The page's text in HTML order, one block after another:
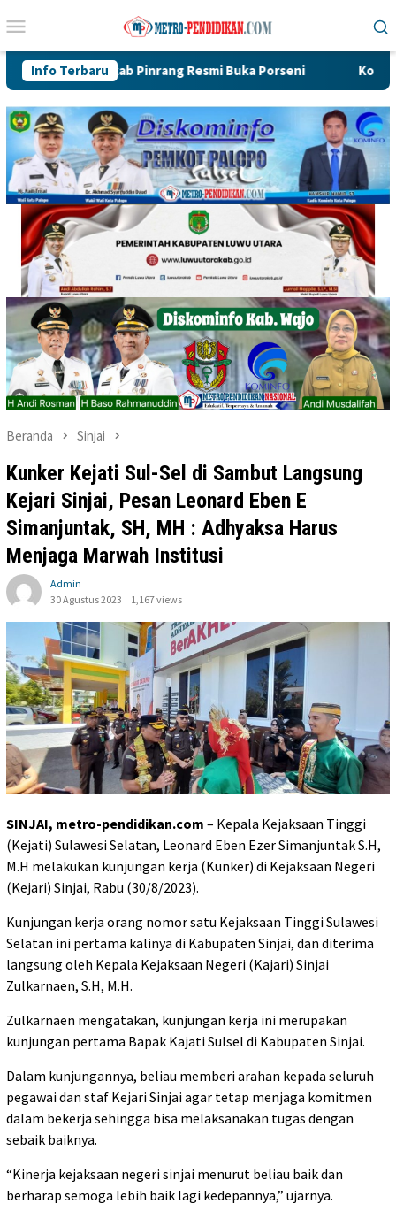
ke
Mobile
Info Terbaru
81, Pemkab Pinrang Resmi Buka Porseni Kompetisi
Beranda Sinjai
Kunker Kejati Sul-Sel di Sambut Langsung
Kejari Sinjai, Pesan Leonard Eben E
Simanjuntak, SH, MH : Adhyaksa Harus
Menjaga Marwah Institusi
Admin
30 Agustus 2023
1,167 views
SINJAI, metro-pendidikan.com – Kepala Kejaksaan Tinggi
(Kejati) Sulawesi Selatan, Leonard Eben Ezer Simanjuntak S.H,
M.H melakukan kunjungan kerja (Kunker) di Kejaksaan Negeri
(Kejari) Sinjai, Rabu (30/8/2023).
Kunjungan kerja orang nomor satu Kejaksaan Tinggi Sulawesi
Selatan ini pertama kalinya di Kabupaten Sinjai, dan diterima
langsung oleh Kepala Kejaksaan Negeri (Kajari) Sinjai
Zulkarnaen, S.H, M.H.
Zulkarnaen mengatakan, kunjungan kerja ini merupakan
kunjungan pertama Bapak Kajati Sulsel di Kabupaten Sinjai.
Dalam kunjungannya, beliau memberi arahan kepada seluruh
pegawai dan staf Kejari Sinjai agar tetap menjaga komitmen
dalam bekerja sehingga bisa melaksanakan tugas dengan
sebaik baiknya.
“Kinerja kejaksaan negeri sinjai menurut beliau baik dan
berharap semoga lebih baik lagi kedepannya,” ujarnya.